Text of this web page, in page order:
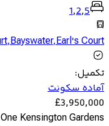
1,2,5
,Bayswater,Earl's Court
تکمیل:
آماده سکونت
£3,950,000